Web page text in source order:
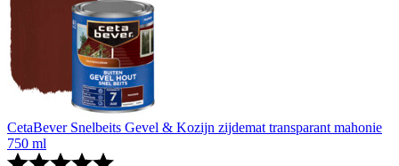
CetaBever Snelbeits Gevel & Kozijn zijdemat transparant mahonie
750 ml